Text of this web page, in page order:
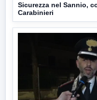
Sicurezza nel Sannio,
Carabinieri